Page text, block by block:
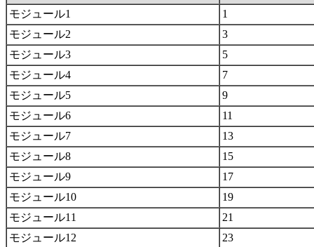
モジュール1
1
モジュール2
3
モジュール3
5
モジュール4
7
モジュール5
9
モジュール6
11
モジュール7
13
モジュール8
15
モジュール9
17
モジュール10
19
モジュール11
21
モジュール12
23